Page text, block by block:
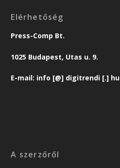
Elérhetőség
Press-Comp Bt.
1025 Budapest, Utas u. 9.
E-mail: info [@] digitrendi [.] hu
A szerzőről